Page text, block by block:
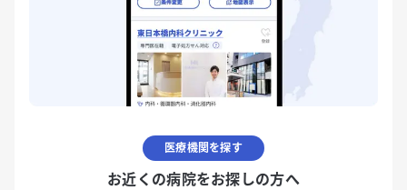
医療機関を探す
お近くの病院をお探しの方へ